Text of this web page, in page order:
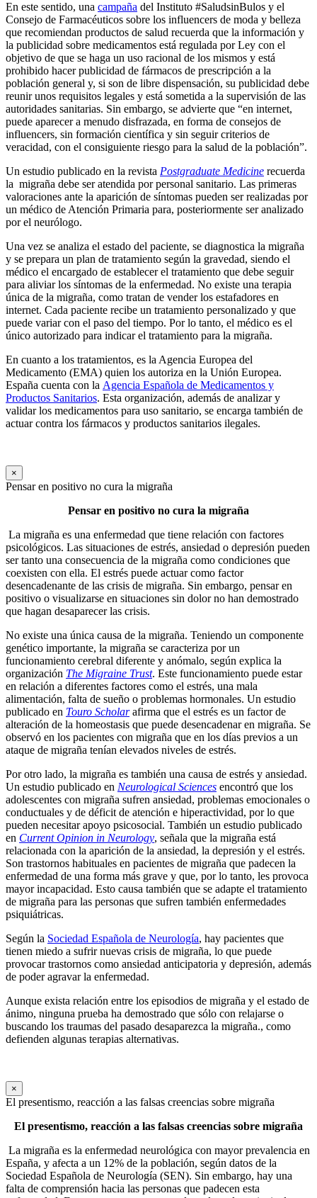
En este sentido, una campaña del Instituto #SaludsinBulos y el
Consejo de Farmacéuticos sobre los influencers de moda y belleza
que recomiendan productos de salud recuerda que la información y
la publicidad sobre medicamentos está regulada por Ley con el
objetivo de que se haga un uso racional de los mismos y está
prohibido hacer publicidad de fármacos de prescripción a la
población general y, si son de libre dispensación, su publicidad debe
reunir unos requisitos legales y está sometida a la supervisión de las
autoridades sanitarias. Sin embargo, se advierte que “en internet,
puede aparecer a menudo disfrazada, en forma de consejos de
influencers, sin formación científica y sin seguir criterios de
veracidad, con el consiguiente riesgo para la salud de la población”.
Un estudio publicado en la revista Postgraduate Medicine recuerda
la migraña debe ser atendida por personal sanitario. Las primeras
valoraciones ante la aparición de síntomas pueden ser realizadas por
un médico de Atención Primaria para, posteriormente ser analizado
por el neurólogo.
Una vez se analiza el estado del paciente, se diagnostica la migraña
y se prepara un plan de tratamiento según la gravedad, siendo el
médico el encargado de establecer el tratamiento que debe seguir
para aliviar los síntomas de la enfermedad. No existe una terapia
única de la migraña, como tratan de vender los estafadores en
internet. Cada paciente recibe un tratamiento personalizado y que
puede variar con el paso del tiempo. Por lo tanto, el médico es el
único autorizado para indicar el tratamiento para la migraña.
En cuanto a los tratamientos, es la Agencia Europea del
Medicamento (EMA) quien los autoriza en la Unión Europea.
España cuenta con la Agencia Española de Medicamentos y
Productos Sanitarios. Esta organización, además de analizar y
validar los medicamentos para uso sanitario, se encarga también de
actuar contra los fármacos y productos sanitarios ilegales.
×
Pensar en positivo no cura la migraña
Pensar en positivo no cura la migraña
La migraña es una enfermedad que tiene relación con factores
psicológicos. Las situaciones de estrés, ansiedad o depresión pueden
ser tanto una consecuencia de la migraña como condiciones que
coexisten con ella. El estrés puede actuar como factor
desencadenante de las crisis de migraña. Sin embargo, pensar en
positivo o visualizarse en situaciones sin dolor no han demostrado
que hagan desaparecer las crisis.
No existe una única causa de la migraña. Teniendo un componente
genético importante, la migraña se caracteriza por un
funcionamiento cerebral diferente y anómalo, según explica la
organización The Migraine Trust. Este funcionamiento puede estar
en relación a diferentes factores como el estrés, una mala
alimentación, falta de sueño o problemas hormonales. Un estudio
publicado en Touro Scholarafirma que el estrés es un factor de
alteración de la homeostasis que puede desencadenar en migraña. Se
observó en los pacientes con migraña que en los días previos a un
ataque de migraña tenían elevados niveles de estrés.
Por otro lado, la migraña es también una causa de estrés y ansiedad.
Un estudio publicado en Neurological Sciences encontró que los
adolescentes con migraña sufren ansiedad, problemas emocionales o
conductuales y de déficit de atención e hiperactividad, por lo que
pueden necesitar apoyo psicosocial. También un estudio publicado
en Current Opinion in Neurology, señala que la migraña está
relacionada con la aparición de la ansiedad, la depresión y el estrés.
Son trastornos habituales en pacientes de migraña que padecen la
enfermedad de una forma más grave y que, por lo tanto, les provoca
mayor incapacidad. Esto causa también que se adapte el tratamiento
de migraña para las personas que sufren también enfermedades
psiquiátricas.
Según la Sociedad Española de Neurología, hay pacientes que
tienen miedo a sufrir nuevas crisis de migraña, lo que puede
provocar trastornos como ansiedad anticipatoria y depresión, además
de poder agravar la enfermedad.
Aunque exista relación entre los episodios de migraña y el estado de
ánimo, ninguna prueba ha demostrado que sólo con relajarse o
buscando los traumas del pasado desaparezca la migraña., como
defienden algunas terapias alternativas.
×
El presentismo, reacción a las falsas creencias sobre migraña
El presentismo, reacción a las falsas creencias sobre migraña
La migraña es la enfermedad neurológica con mayor prevalencia en
España, y afecta a un 12% de la población, según datos de la
Sociedad Española de Neurología (SEN). Sin embargo, hay una
falta de comprensión hacia las personas que padecen esta